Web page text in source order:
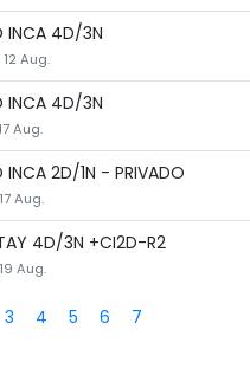
INCA 4D/3N
Aug.
INCA 4D/3N
Aug.
INCA 2D/1N - PRIVADO
Aug.
4D/3N +CI2D-R2
Aug.
3 4 5 6 7